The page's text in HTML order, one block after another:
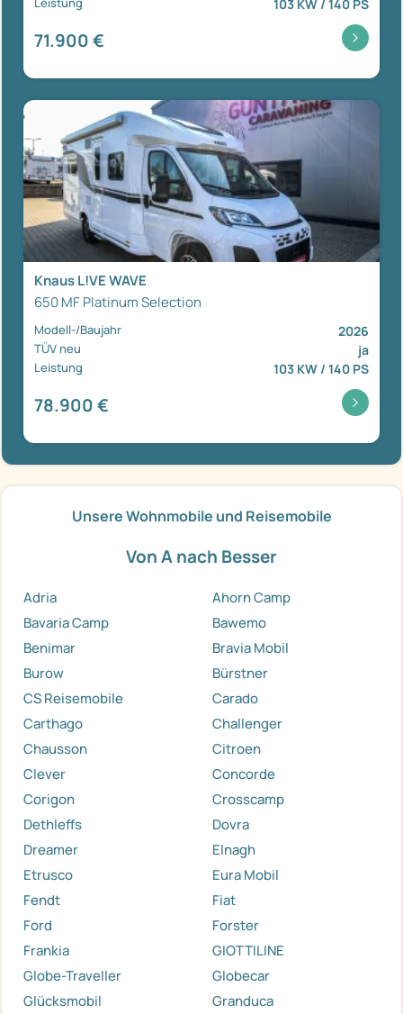
103 KW / 140 PS
71.900 €
Knaus L!VE WAVE
650 MF Platinum Selection
Modell-/Baujahr 2026
TÜV neu ja
Leistung 103 KW / 140 PS
78.900 €
Unsere Wohnmobile und Reisemobile
Von A nach Besser
Adria
Ahorn Camp
Bavaria Camp
Bawemo
Benimar
Bravia Mobil
Burow
Bürstner
CS Reisemobile
Carado
Carthago
Challenger
Chausson
Citroen
Clever
Concorde
Corigon
Crosscamp
Dethleffs
Dovra
Dreamer
Elnagh
Etrusco
Eura Mobil
Fendt
Fiat
Ford
Forster
Frankia
GIOTTILINE
Globe-Traveller
Globecar
Glücksmobil
Granduca